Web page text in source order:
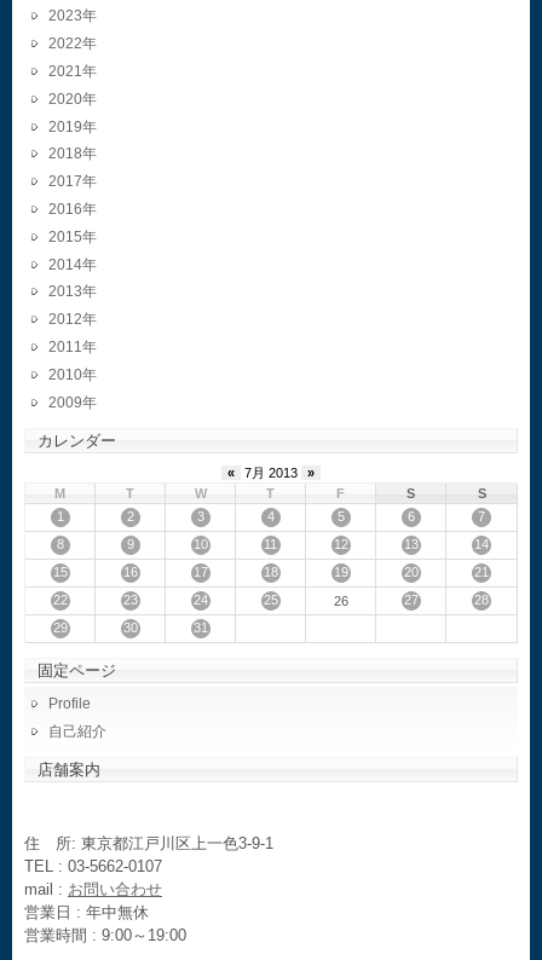
2023
2022
2021
2020
2019
2018
2017
2016
2015
2014
2013
2012
2011
2010
2009
カレンダー
« 7月 2013
»
M
T W T F S
S
1
2 3 4 5 6
7
8
9 10 11 12 13
14
15
16 17 18 19 20
21
22
23 24 25 26 27
28
29
30 31
固定ページ
Profile
自己紹介
店舗案内
住 所: 東京都江戸川区上一色3-9-1
TEL : 03-5662-0107
mail : お問い合わせ
営業日 : 年中無休
営業時間 : 9:00～19:00